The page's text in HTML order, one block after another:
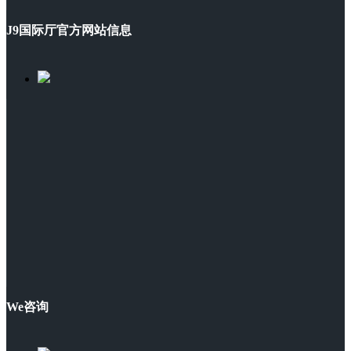
J9国际厅官方网站信息
We咨询